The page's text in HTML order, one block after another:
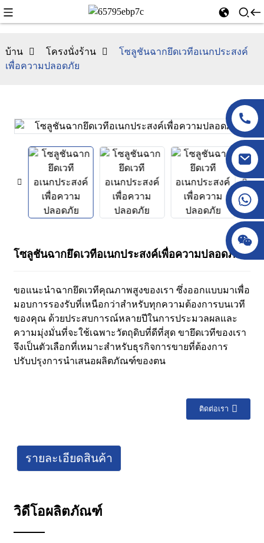
บ้าน โครงนั่งร้าน
โซลูชันฉากยึดเวทีอเนกประสงค์
เพื่อความปลอดภัย
โซลูชันฉากยึดเวทีอเนกประสงค์เพื่อความปลอดภัย
ขอแนะนำฉากยึดเวทีคุณภาพสูงของเรา ซึ่งออกแบบมาเพื่อ
มอบการรองรับที่เหนือกว่าสำหรับทุกความต้องการบนเวที
ของคุณ ด้วยประสบการณ์หลายปีในการประมวลผลและ
ความมุ่งมั่นที่จะใช้เฉพาะวัตถุดิบที่ดีที่สุด ขายึดเวทีของเรา
จึงเป็นตัวเลือกที่เหมาะสำหรับธุรกิจการขายที่ต้องการ
ปรับปรุงการนำเสนอผลิตภัณฑ์ของตน
ติดต่อเรา
รายละเอียดสินค้า
วิดีโอผลิตภัณฑ์